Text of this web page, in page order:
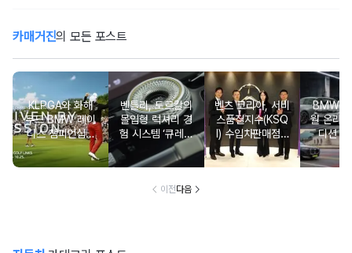
카매거진의 모든 포스트
KLPGA와 화해
무드 BMW 레이
디스 챔피언십…
국내 유일 ‘드림
매치’ 성사되며 얼
벤틀리, 토르칼의
몰입형 럭셔리 경
험 시스템 ‘큐레이
션 엔진’ 공개
벤츠 코리아, 서비
스품질지수(KSQ
I) 수입차판매점 1
2년·수입인증중고
차 6년 연속 1위
BMW
월 온라
디션 3
이전다음